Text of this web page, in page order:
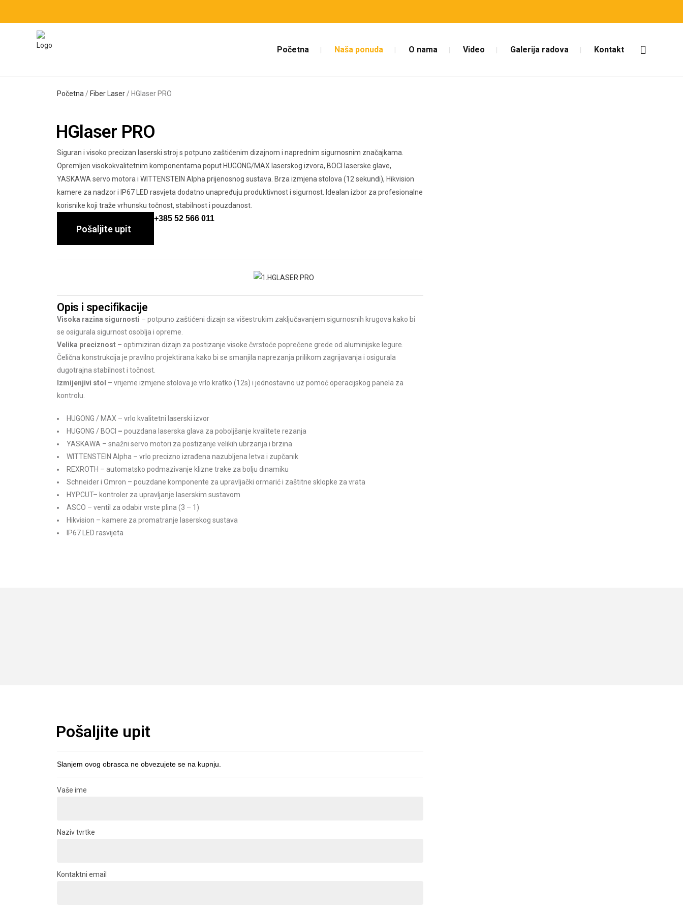
Početna Naša ponuda O nama Video Galerija radova Kontakt
Početna / Fiber Laser / HGlaser PRO
HGlaser PRO
Siguran i visoko precizan laserski stroj s potpuno zaštićenim dizajnom i naprednim sigurnosnim značajkama.
Opremljen visokokvalitetnim komponentama poput HUGONG/MAX laserskog izvora, BOCI laserske glave,
YASKAWA servo motora i WITTENSTEIN Alpha prijenosnog sustava. Brza izmjena stolova (12 sekundi), Hikvision
kamere za nadzor i IP67 LED rasvjeta dodatno unapređuju produktivnost i sigurnost. Idealan izbor za profesionalne
korisnike koji traže vrhunsku točnost, stabilnost i pouzdanost.
Pošaljite upit
+385 52 566 011
Opis i specifikacije
Visoka razina sigurnosti – potpuno zaštićeni dizajn sa višestrukim zaključavanjem sigurnosnih krugova kako bi
se osigurala sigurnost osoblja i opreme.
Velika preciznost – optimiziran dizajn za postizanje visoke čvrstoće poprečene grede od aluminijske legure.
Čelična konstrukcija je pravilno projektirana kako bi se smanjila naprezanja prilikom zagrijavanja i osigurala
dugotrajna stabilnost i točnost.
Izmijenjivi stol – vrijeme izmjene stolova je vrlo kratko (12s) i jednostavno uz pomoć operacijskog panela za
kontrolu.
HUGONG / MAX – vrlo kvalitetni laserski izvor
HUGONG / BOCI – pouzdana laserska glava za poboljšanje kvalitete rezanja
YASKAWA – snažni servo motori za postizanje velikih ubrzanja i brzina
WITTENSTEIN Alpha – vrlo precizno izrađena nazubljena letva i zupčanik
REXROTH – automatsko podmazivanje klizne trake za bolju dinamiku
Schneider i Omron – pouzdane komponente za upravljački ormarić i zaštitne sklopke za vrata
HYPCUT– kontroler za upravljanje laserskim sustavom
ASCO – ventil za odabir vrste plina (3 – 1)
Hikvision – kamere za promatranje laserskog sustava
IP67 LED rasvijeta
Pošaljite upit
Slanjem ovog obrasca ne obvezujete se na kupnju.
Vaše ime
Naziv tvrtke
Kontaktni email